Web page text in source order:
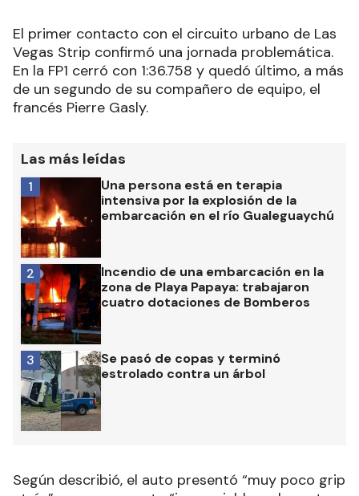
El primer contacto con el circuito urbano de Las
Vegas Strip confirmó una jornada problemática.
En la FP1 cerró con 1:36.758 y quedó último, a más
de un segundo de su compañero de equipo, el
francés Pierre Gasly.
Las más leídas
Una persona está en terapia
intensiva por la explosión de la
embarcación en el río Gualeguaychú
1
Incendio de una embarcación en la
zona de Playa Papaya: trabajaron
cuatro dotaciones de Bomberos
2
Se pasó de copas y terminó
estrolado contra un árbol
3
Según describió, el auto presentó “muy poco grip